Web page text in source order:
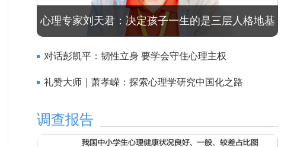
心理专家刘天君：决定孩子一生的是三层人格地基
对话彭凯平：韧性立身 要学会守住心理主权
礼赞大师｜萧孝嵘：探索心理学研究中国化之路
调查报告